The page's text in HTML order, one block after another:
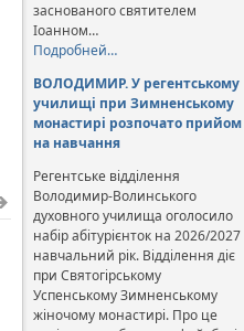
заснованого святителем
Іоанном…
Подробней…
ВОЛОДИМИР. У регентському
училищі при Зимненському
монастирі розпочато прийом
на навчання
Регентське відділення
Володимир-Волинського
духовного училища оголосило
набір абітурієнток на 2026/2027
навчальний рік. Відділення діє
при Святогірському
Успенському Зимненському
жіночому монастирі. Про це